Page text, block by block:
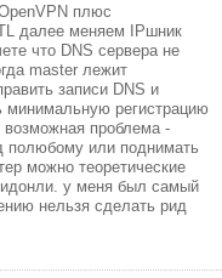
плюс
далее меняем IPшник
что DNS сервера не
master лежит
записи DNS и
минимальную регистрацию
проблема -
полюбому или поднимать
можно теоретические
у меня был самый
нельзя сделать рид